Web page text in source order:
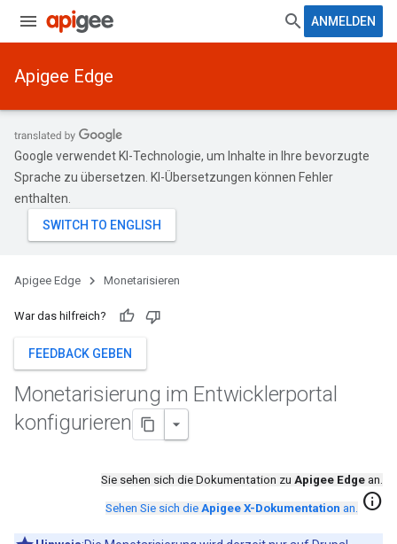
ANMELDEN
Apigee Edge
Google verwendet KI-Technologie, um Inhalte in Ihre bevorzugte
Sprache zu übersetzen. KI-Übersetzungen können Fehler
enthalten.
Apigee Edge Monetarisieren
War das hilfreich?
FEEDBACK GEBEN
Monetarisierung im Entwicklerportal
konfigurieren
Sie sehen sich die Dokumentation zu Apigee Edge an.
Sehen Sie sich die Apigee X-Dokumentation an. info